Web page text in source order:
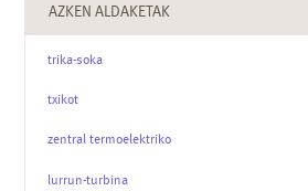
AZKEN ALDAKETAK
trika-soka
txikot
zentral termoelektriko
lurrun-turbina